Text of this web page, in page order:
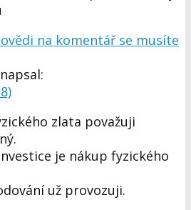
na komentář se musíte
napsal:
zlata považuji
je nákup fyzického
už provozuji.